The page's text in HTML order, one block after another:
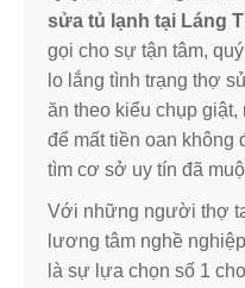
sửa tủ lạnh tại Láng
gọi cho sự tận tâm,
lo lắng tình trạng thợ
ăn theo kiểu chụp
để mất tiền oan không
tìm cơ sở uy tín đã
Với những người thợ
lương tâm nghề
là sự lựa chọn số 1